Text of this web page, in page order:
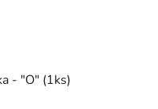
- "O" (1ks)